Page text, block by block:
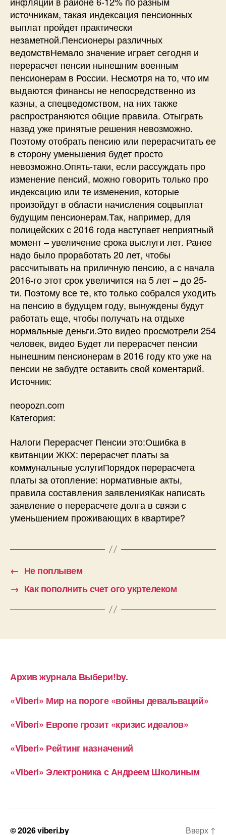
источникам, такая индексация пенсионных
выплат пройдет практически
незаметной.Пенсионеры различных
ведомствНемало значение играет сегодня и
перерасчет пенсии нынешним военным
пенсионерам в России. Несмотря на то, что им
выдаются финансы не непосредственно из
казны, а спецведомством, на них также
распространяются общие правила. Отыграть
назад уже принятые решения невозможно.
Поэтому отобрать пенсию или перерасчитать ее
в сторону уменьшения будет просто
невозможно.Опять-таки, если рассуждать про
изменение пенсий, можно говорить только про
индексацию или те изменения, которые
произойдут в области начисления соцвыплат
будущим пенсионерам.Так, например, для
полицейских с 2016 года наступает неприятный
момент – увеличение срока выслуги лет. Ранее
надо было проработать 20 лет, чтобы
рассчитывать на приличную пенсию, а с начала
2016-го этот срок увеличится на 5 лет – до 25-
ти. Поэтому все те, кто только собрался уходить
на пенсию в будущем году, вынуждены будут
работать еще, чтобы получать на отдыхе
нормальные деньги.Это видео просмотрели 254
человек, видео Будет ли перерасчет пенсии
нынешним пенсионерам в 2016 году кто уже на
пенсии не забудте оставить свой коментарий.
Источник:
neopozn.com
Категория:
Налоги Перерасчет Пенсии это:Ошибка в
квитанции ЖКХ: перерасчет платы за
коммунальные услугиПорядок перерасчета
платы за отопление: нормативные акты,
правила составления заявленияКак написать
заявление о перерасчете долга в связи с
уменьшением проживающих в квартире?
← Не поплывем
→ Как пополнить счет ого укртелеком
Архив журнала Выбери!by.
«Viberi» Мир на пороге «войны девальваций»
«Viberi» Европе грозит «кризис идеалов»
«Viberi» Рейтинг назначений
«Viberi» Электроника с Андреем Школиным
© 2026viberi.by Вверх ↑